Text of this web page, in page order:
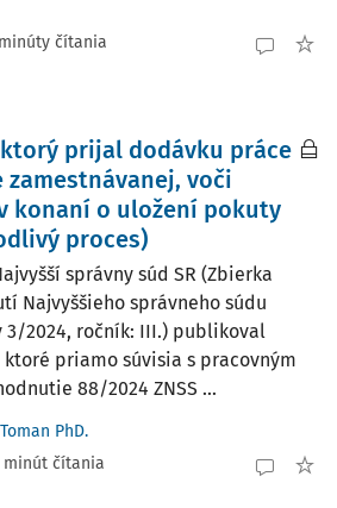
čítania
prijal dodávku práce
voči
konaní o uložení pokuty
proces)
správny súd SR (Zbierka
Najvyššieho správneho súdu
3/2024, ročník: III.) publikoval
priamo súvisia s pracovným
88/2024 ZNSS ...
PhD.
minút čítania